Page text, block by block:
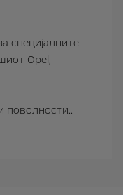
специјалните
Opel,
поволности..